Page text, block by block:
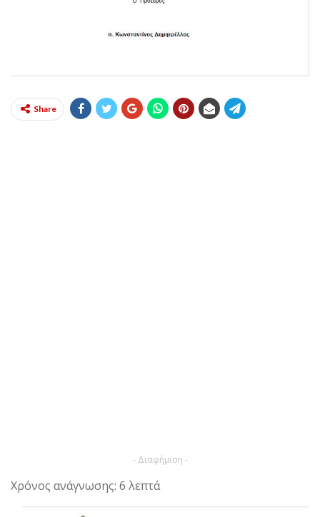
Share
- Διαφήμιση -
Χρόνος ανάγνωσης: 6 λεπτά